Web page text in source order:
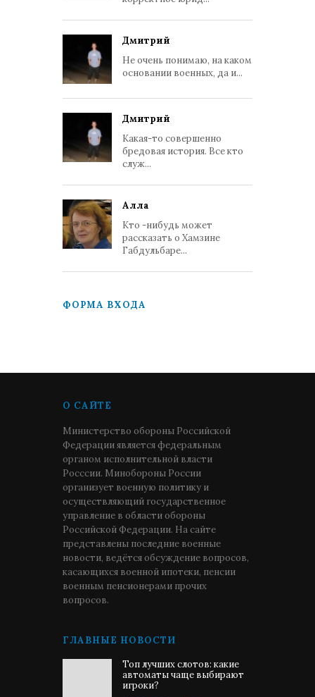
Дмитрий
Не очень понимаю, на каком
основании военных, да и...
Дмитрий
Какая-то совершенно
бредовая история. Все кто
служ...
Алла
Кто -нибудь может
рассказать о Хамзине
Габдульбаре...
ФОРМА ВХОДА
О САЙТЕ
Министерство обороны Российской
Федерации является федеральным
органом исполнительной власти
Росссии. Минобороны России
организует военную политику и
осуществляющий государственное
управление в области обороны
Российской Федерации. На сайте
представлены последние военные
новости, ведётся обсуждение вопросов,
касающихся военной ипотеки, пенсии
военным пенсионерами прочих
вопросов.
ГЛАВНЫЕ НОВОСТИ
Топ лучших слотов: какие
автоматы чаще выбирают
игроки?